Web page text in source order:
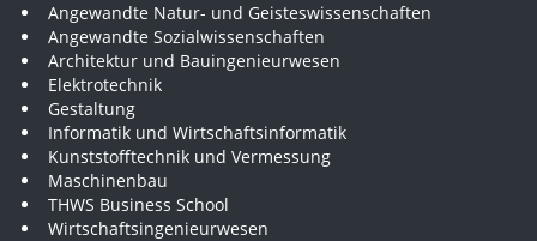
Angewandte Natur- und Geisteswissenschaften
Angewandte Sozialwissenschaften
Architektur und Bauingenieurwesen
Elektrotechnik
Gestaltung
Informatik und Wirtschaftsinformatik
Kunststofftechnik und Vermessung
Maschinenbau
THWS Business School
Wirtschaftsingenieurwesen